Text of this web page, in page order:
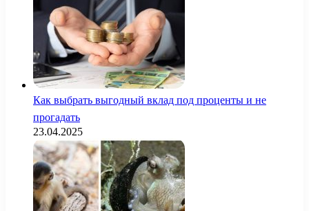
Как выбрать выгодный вклад под проценты и не
прогадать
23.04.2025